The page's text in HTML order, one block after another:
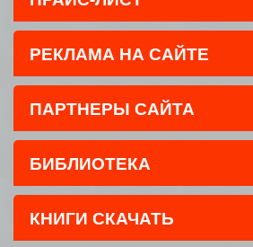
РЕКЛАМА НА САЙТЕ
ПАРТНЕРЫ САЙТА
БИБЛИОТЕКА
КНИГИ СКАЧАТЬ